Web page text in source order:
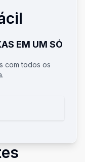
EM UM SÓ
com todos os